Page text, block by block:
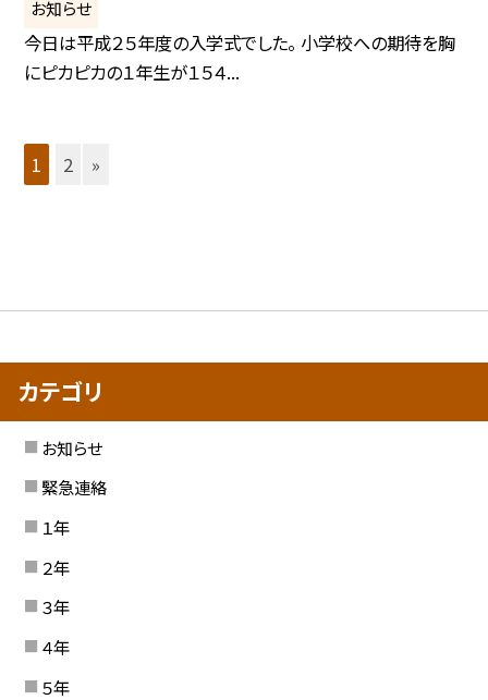
お知らせ
今日は平成２５年度の入学式でした。 小学校への期待を胸
にピカピカの１年生が１５４...
1 2 »
カテゴリ
お知らせ
緊急連絡
１年
２年
３年
４年
５年